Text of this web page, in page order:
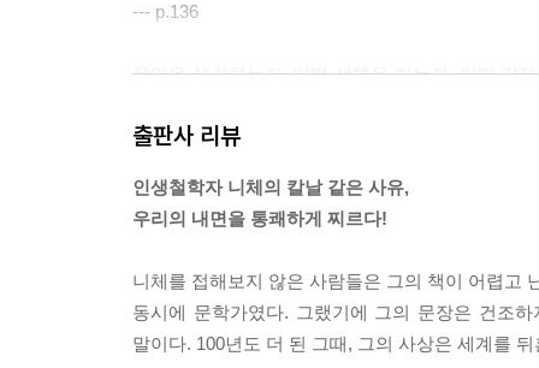
--- p.136
무엇을 생각하는지, 어떤 선택을 하는지, 어떤 감
다.
모든 사물은 여러 관점에서 해석될 수 있다. 좋고
--- p.169
당신이 살아 있는 한, 수없이 많은 순간과 마주하
출판사 리뷰
인생철학자 니체의 칼날 같은 사유,
우리의 내면을 통쾌하게 찌르다!
니체를 접해보지 않은 사람들은 그의 책이 어렵고
동시에 문학가였다. 그랬기에 그의 문장은 건조
말이다. 100년도 더 된 그때, 그의 사상은 세계를